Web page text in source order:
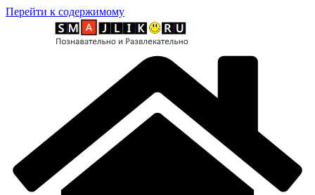
Перейти к содержимому